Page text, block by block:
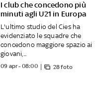
I club che concedono più
minuti agli U21 in Europa
L'ultimo studio del Cies ha
evidenziato le squadre che
concedono maggiore spazio ai
giovani,...
09 apr - 08:00 28 foto